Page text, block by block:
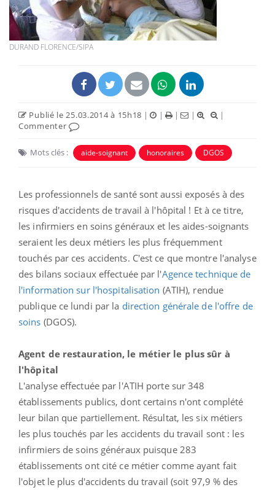
DURAND FLORENCE/SIPA
Publié le 25.03.2014 à 15h18 | | | |
|
Commenter
Mots clés : aide-soignant honoraires DGOS
Les professionnels de santé sont aussi exposés à des
risques d'accidents de travail à l'hôpital ! Et à ce titre,
les infirmiers en soins généraux et les aides-soignants
seraient les deux métiers les plus fréquemment
touchés par ces accidents. C'est ce que montre l'analyse
des bilans sociaux effectuée par l'Agence technique de
l'information sur l'hospitalisation (ATIH), rendue
publique ce lundi par la direction générale de l'offre de
soins (DGOS).
Agent de restauration, le métier le plus sûr à
l'hôpital
L'analyse effectuée par l'ATIH porte sur 348
établissements publics, dont certains n'ont complété
leur bilan que partiellement. Résultat, les six métiers
les plus touchés par les accidents du travail sont : les
infirmiers de soins généraux puisque 283
établissements ont cité ce métier comme ayant fait
l'objet le plus d'accidents du travail (soit 97,9 % des